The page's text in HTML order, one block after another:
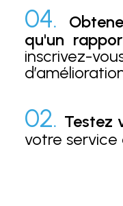
04.
qu'un
inscrivez-
02. Testez
votre service